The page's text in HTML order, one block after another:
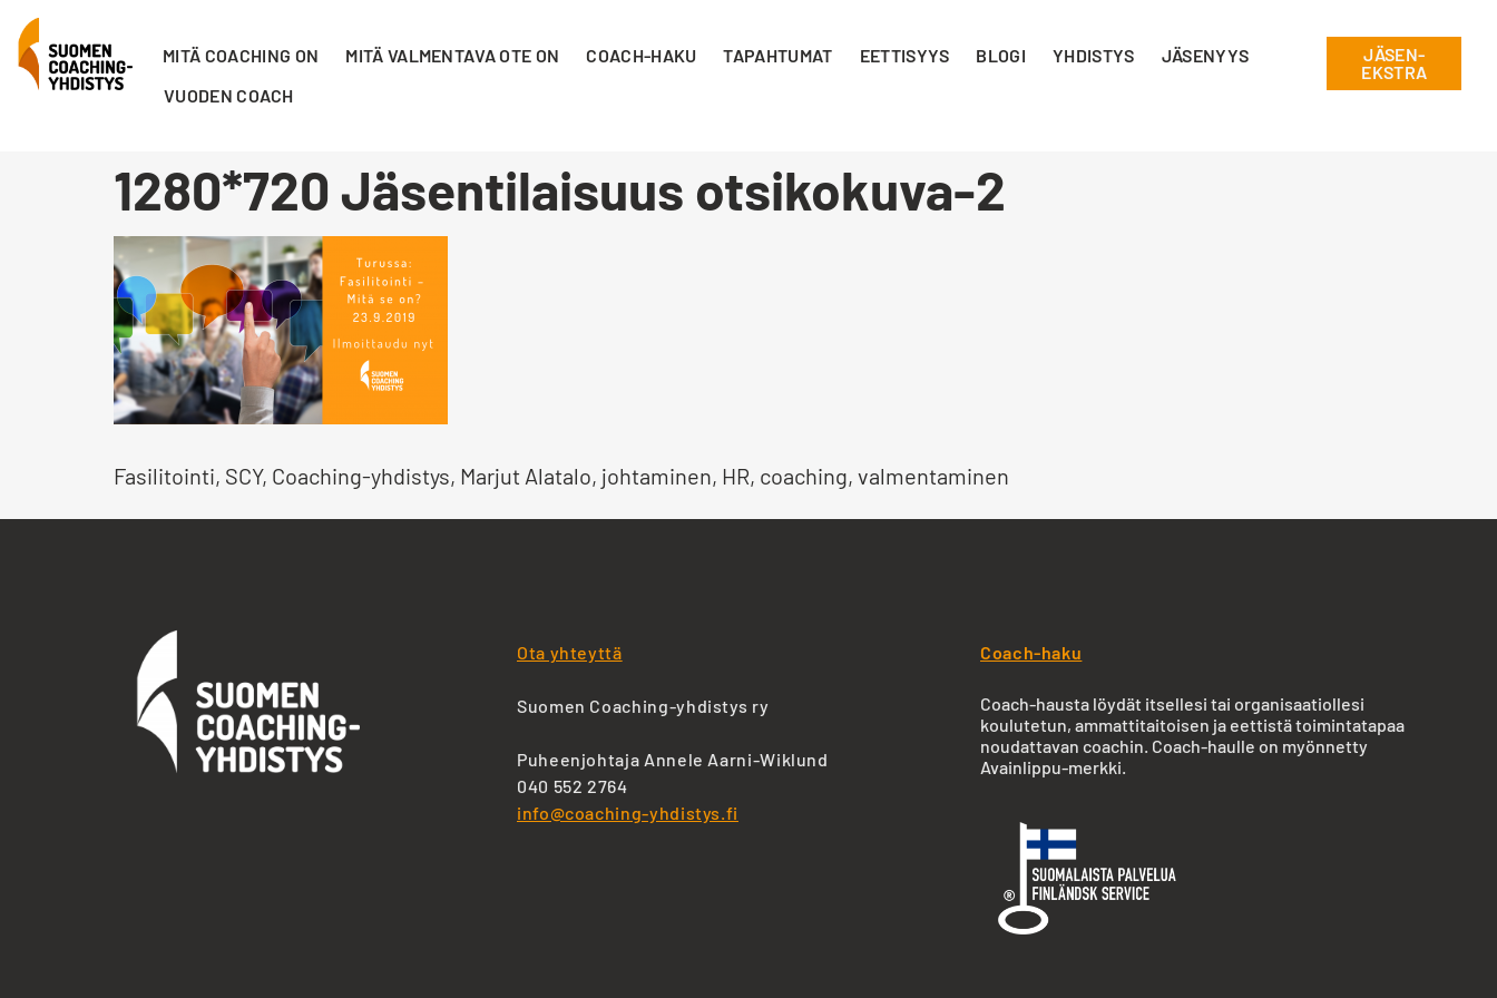
MITÄ COACHING ON MITÄ VALMENTAVA OTE ON COACH-HAKU TAPAHTUMAT EETTISYYS BLOGI YHDISTYS
JÄSENYYS
VUODEN COACH
JÄSEN-
EKSTRA
1280*720 Jäsentilaisuus otsikokuva-2
Fasilitointi, SCY, Coaching-yhdistys, Marjut Alatalo, johtaminen, HR, coaching, valmentaminen
Ota yhteyttä
Suomen Coaching-yhdistys ry
Puheenjohtaja Annele Aarni-Wiklund
040 552 2764
info@coaching-yhdistys.fi
Coach-haku
Coach-hausta löydät itsellesi tai organisaatiollesi
koulutetun, ammattitaitoisen ja eettistä toimintatapaa
noudattavan coachin. Coach-haulle on myönnetty
Avainlippu-merkki.